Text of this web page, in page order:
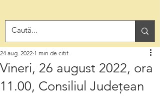
Vineri, 26 august 2022, ora
11.00, Consiliul Județean
24 aug. 2022 1 min de citit